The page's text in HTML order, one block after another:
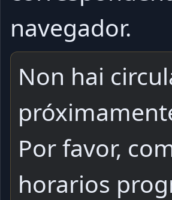
navegador.
Non hai
Por favor,
horarios